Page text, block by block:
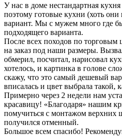
У нас в доме нестандартная
поэтому готовые кухни (хоть
вариант. Мы с мужем много где
подходящего варианта.
После всех походов по
на заказ под наши размеры.
обмерил, посчитал, нарисовал
хотелось, и картинка в голове
скажу, что это самый дешевый
вписалась и цвет выбрала такой,
Примерно через 2 недели нам
красавицу! «Благодаря» нашим
помучиться с монтажом верхних
получился отменный.
Большое всем спасибо!